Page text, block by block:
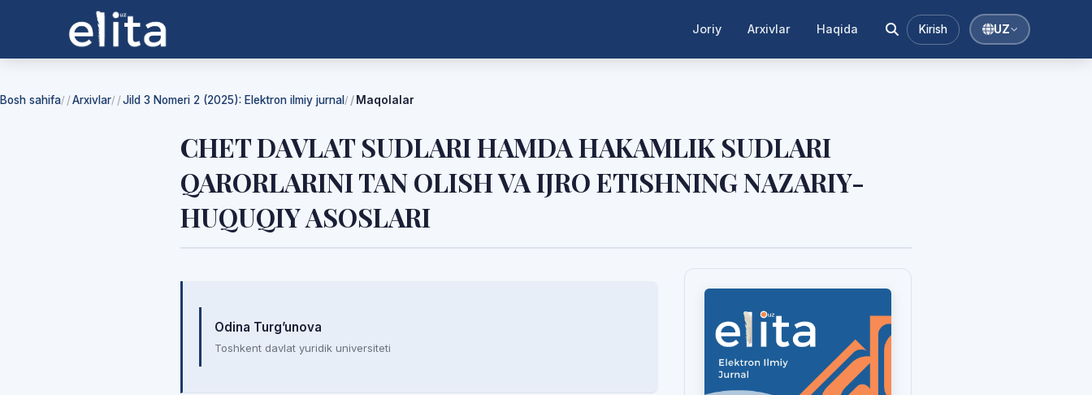
Joriy Arxivlar Haqida Kirish UZ
Bosh sahifa/ Arxivlar/ Jild 3 Nomeri 2 (2025): Elektron ilmiy jurnal / Maqolalar
CHET DAVLAT SUDLARI HAMDA HAKAMLIK SUDLARI
QARORLARINI TAN OLISH VA IJRO ETISHNING NAZARIY-
HUQUQIY ASOSLARI
Mualliflar
Odina Turg’unova
Toshkent davlat yuridik universiteti